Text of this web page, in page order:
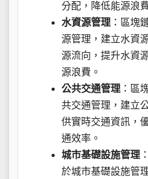
分配，降低能源浪
水資源管理 ：區塊
源管理，建立水資
源流向，提升水資
源浪費。
公共交通管理 ：區
共交通管理，建立
供實時交通資訊，
通效率。
城市基礎設施管理
於城市基礎設施管